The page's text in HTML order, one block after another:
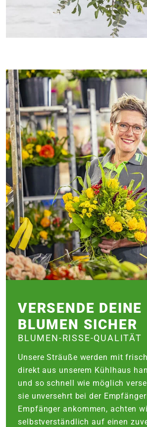
VERSENDE DEINE
BLUMEN SICHER
BLUMEN-RISSE-QUALITÄT
Unsere Sträuße werden mit
direkt aus unserem Kühlhaus
und so schnell wie möglich
sie unversehrt bei der
Empfänger ankommen, achten
selbstverständlich auf einen